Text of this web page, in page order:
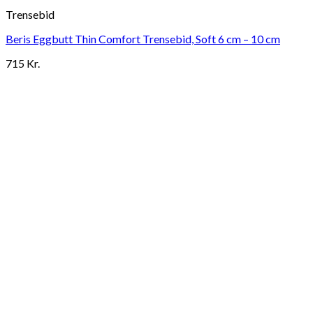
Trensebid
Beris Eggbutt Thin Comfort Trensebid, Soft 6 cm – 10 cm
715 Kr.